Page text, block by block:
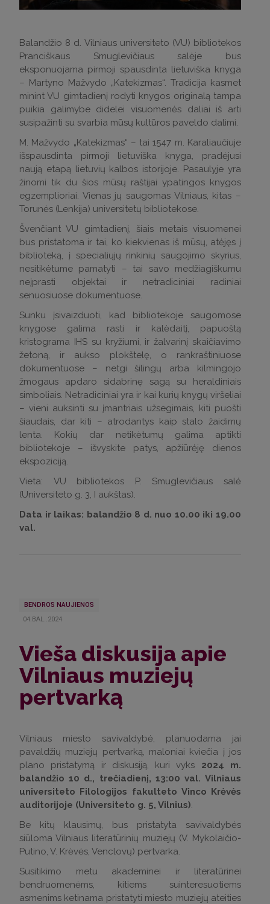
Balandžio 8 d. Vilniaus universiteto (VU) bibliotekos
Pranciškaus Smuglevičiaus salėje bus
eksponuojama pirmoji spausdinta lietuviška knyga
– Martyno Mažvydo „Katekizmas“. Tradicija kasmet
minint VU gimtadienį rodyti knygos originalą tampa
puikia galimybe didelei visuomenės daliai iš arti
susipažinti su svarbia mūsų kultūros paveldo dalimi.
​M. Mažvydo „Katekizmas“ – tai 1547 m. Karaliaučiuje
išspausdinta pirmoji lietuviška knyga, pradėjusi
naują etapą lietuvių kalbos istorijoje. Pasaulyje yra
žinomi tik du šios mūsų raštijai ypatingos knygos
egzemplioriai. Vienas jų saugomas Vilniaus, kitas –
Torunės (Lenkija) universitetų bibliotekose.
Švenčiant VU gimtadienį, šiais metais visuomenei
bus pristatoma ir tai, ko kiekvienas iš mūsų, atėjęs į
biblioteką, į specialiųjų rinkinių saugojimo skyrius,
nesitikėtume pamatyti – tai savo medžiagiškumu
neįprasti objektai ir netradiciniai radiniai
senuosiuose dokumentuose.
Sunku įsivaizduoti, kad bibliotekoje saugomose
knygose galima rasti ir kalėdaitį, papuoštą
kristograma IHS su kryžiumi, ir žalvarinį skaičiavimo
žetoną, ir aukso plokštelę, o rankraštiniuose
dokumentuose – netgi šilingų arba kilmingojo
žmogaus apdaro sidabrinę sagą su heraldiniais
simboliais. Netradiciniai yra ir kai kurių knygų viršeliai
– vieni auksinti su įmantriais užsegimais, kiti puošti
šiaudais, dar kiti – atrodantys kaip stalo žaidimų
lenta. Kokių dar netikėtumų galima aptikti
bibliotekoje – išvyskite patys, apžiūrėję dienos
ekspoziciją.
Vieta: VU bibliotekos P. Smuglevičiaus salė
(Universiteto g. 3, I aukštas).
Data ir laikas: balandžio 8 d. nuo 10.00 iki 19.00
val.
BENDROS NAUJIENOS
04.BAL..2024
Vieša diskusija apie
Vilniaus muziejų
pertvarką
Vilniaus miesto savivaldybė, planuodama jai
pavaldžių muziejų pertvarką, maloniai kviečia į jos
plano pristatymą ir diskusiją, kuri vyks 2024 m.
balandžio 10 d., trečiadienį, 13:00 val. Vilniaus
universiteto Filologijos fakulteto Vinco Krėvės
auditorijoje (Universiteto g. 5, Vilnius).
Be kitų klausimų, bus pristatyta savivaldybės
siūloma Vilniaus literatūrinių muziejų (V. Mykolaičio-
Putino, V. Krėvės, Venclovų) pertvarka.
Susitikimo metu akademinei ir literatūrinei
bendruomenėms, kitiems suinteresuotiems
asmenims ketinama pristatyti miesto muziejų ateities